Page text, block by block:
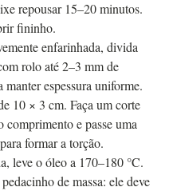
repousar 15–20 minutos.
fininho.
enfarinhada, divida
rolo até 2–3 mm de
manter espessura uniforme.
10 × 3 cm. Faça um corte
e passe uma
formar a torção.
leve o óleo a 170–180 °C.
de massa: ele deve